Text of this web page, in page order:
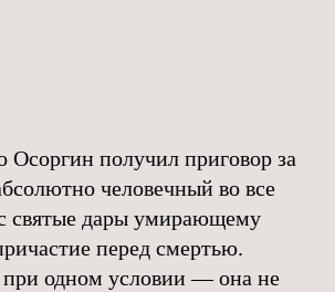
Осоргин получил приговор за
человечный во все
святые дары умирающему
перед смертью.
одном условии — она не